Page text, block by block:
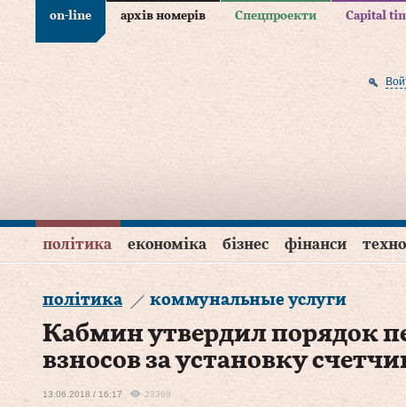
on-line архів номерів Спецпроекти Capital
політика економіка бізнес фінанси
політика коммунальные услуги
Кабмин утвердил порядок
взносов за установку
13.06.2018 / 16:17 23368